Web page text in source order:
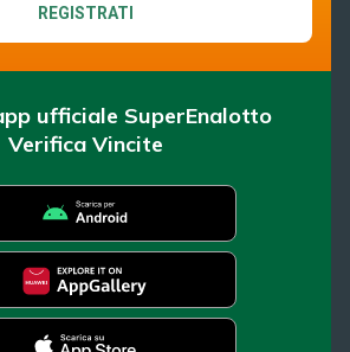
REGISTRATI
ufficiale SuperEnalotto
Verifica Vincite